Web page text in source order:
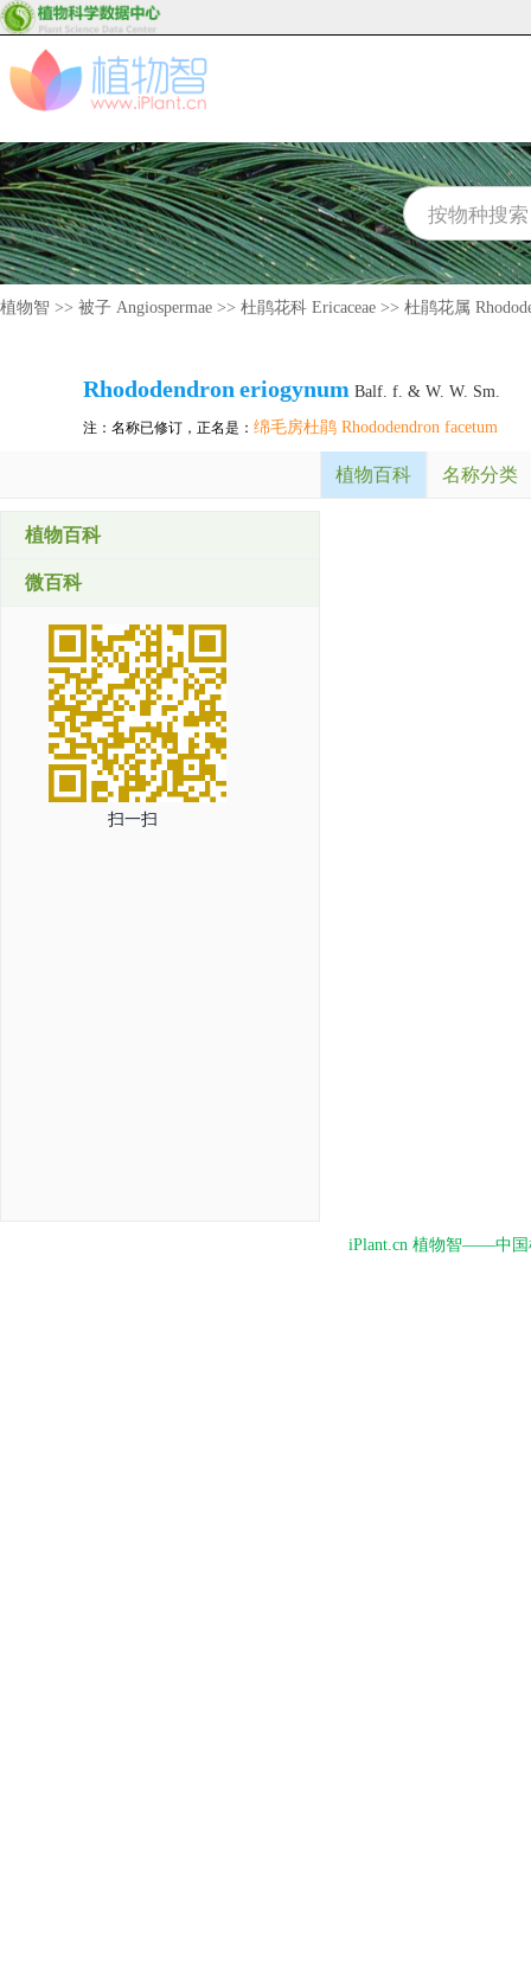
植物智 >> 被子 Angiospermae >> 杜鹃花科 Ericaceae >> 杜鹃花属
Rhododendron eriogynum Balf. f. & W. W. Sm.
注：名称已修订，正名是： 绵毛房杜鹃 Rhododendron facetum
植物百科 名称分类
植物百科
微百科
扫一扫
iPlant.cn 植物智——中国